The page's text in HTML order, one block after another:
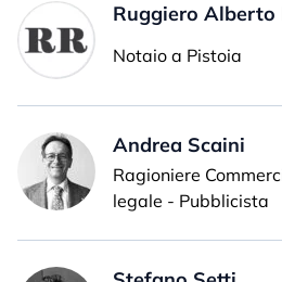
Ruggiero Alberto
Notaio a Pistoia
Andrea Scaini
Ragioniere
legale - Pubblicista